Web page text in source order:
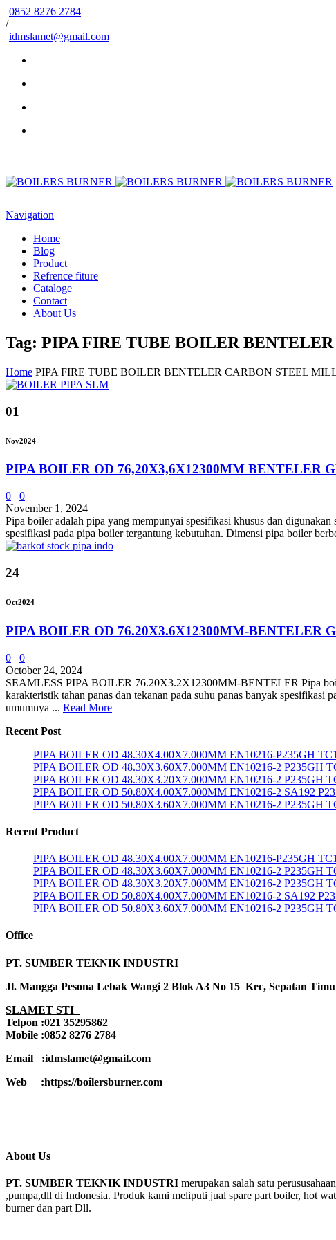
0852 8276 2784
/
idmslamet@gmail.com
Navigation
Home
Blog
Product
Refrence fiture
Cataloge
Contact
About Us
Tag: PIPA FIRE TUBE BOILER
Home PIPA FIRE TUBE BOILER BENTELER CARBON STEEL
01
Nov2024
PIPA BOILER OD 76,20X3,6X12300MM BENTELER
0
0
November 1, 2024
Pipa boiler adalah pipa yang mempunyai spesifikasi khusus dan
spesifikasi pada pipa boiler tergantung kebutuhan. Dimensi pipa boiler
24
Oct2024
PIPA BOILER OD 76.20X3.6X12300MM-BENTELER
0
0
October 24, 2024
SEAMLESS PIPA BOILER 76.20X3.2X12300MM-BENTELER Pipa
karakteristik tahan panas dan tekanan pada suhu panas banyak
umumnya ... Read More
Recent Post
PIPA BOILER OD 48.30X4.00X7.000MM EN10216-P235GH TC1
PIPA BOILER OD 48.30X3.60X7.000MM EN10216-2 P235GH
PIPA BOILER OD 48.30X3.20X7.000MM EN10216-2 P235GH
PIPA BOILER OD 50.80X4.00X7.000MM EN10216-2 SA192
PIPA BOILER OD 50.80X3.60X7.000MM EN10216-2 P235GH
Recent Product
PIPA BOILER OD 48.30X4.00X7.000MM EN10216-P235GH TC1
PIPA BOILER OD 48.30X3.60X7.000MM EN10216-2 P235GH
PIPA BOILER OD 48.30X3.20X7.000MM EN10216-2 P235GH
PIPA BOILER OD 50.80X4.00X7.000MM EN10216-2 SA192
PIPA BOILER OD 50.80X3.60X7.000MM EN10216-2 P235GH
Office
PT. SUMBER TEKNIK INDUSTRI
Jl. Mangga Pesona Lebak Wangi 2 Blok A3 No 15 Kec, Sepatan
SLAMET STI
Telpon :021 35295862
Mobile :0852 8276 2784
Email :idmslamet@gmail.com
Web :https://boilersburner.com
About Us
PT. SUMBER TEKNIK INDUSTRI merupakan salah satu
,pumpa,dll di Indonesia. Produk kami meliputi jual spare part boiler, hot
burner dan part Dll.